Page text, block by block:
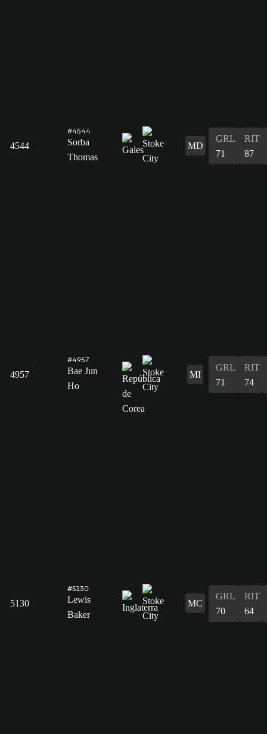
4544
#4544
Sorba
Thomas
MD
GRL
71
RIT
87
4957
#4957
Bae Jun
Ho
MI
GRL
71
RIT
74
5130
#5130
Lewis
Baker
MC
GRL
70
RIT
64